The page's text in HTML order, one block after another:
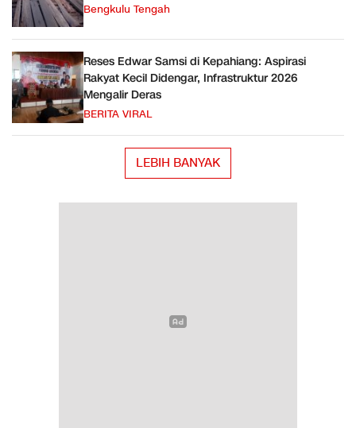
Bengkulu Tengah
Reses Edwar Samsi di Kepahiang: Aspirasi
Rakyat Kecil Didengar, Infrastruktur 2026
Mengalir Deras
BERITA VIRAL
LEBIH BANYAK